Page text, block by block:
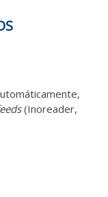
(Inoreader,